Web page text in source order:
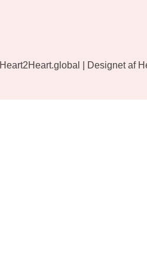
Heart2Heart.global | Designet af